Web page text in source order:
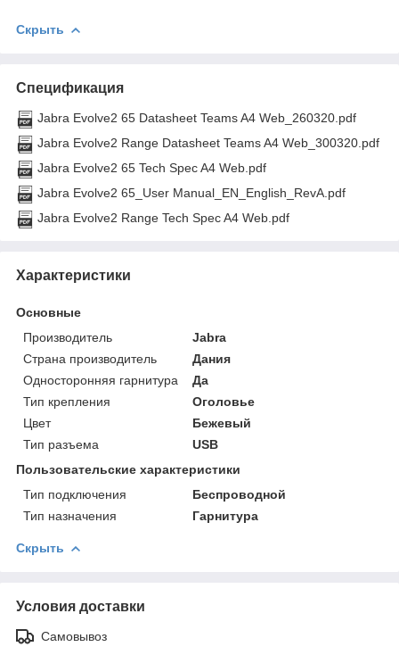
Скрыть
Спецификация
Jabra Evolve2 65 Datasheet Teams A4 Web_260320.pdf
Jabra Evolve2 Range Datasheet Teams A4 Web_300320.pdf
Jabra Evolve2 65 Tech Spec A4 Web.pdf
Jabra Evolve2 65_User Manual_EN_English_RevA.pdf
Jabra Evolve2 Range Tech Spec A4 Web.pdf
Характеристики
Основные
Производитель
Jabra
Страна производитель
Дания
Односторонняя гарнитура
Да
Тип крепления
Оголовье
Цвет
Бежевый
Тип разъема
USB
Пользовательские характеристики
Тип подключения
Беспроводной
Тип назначения
Гарнитура
Скрыть
Условия доставки
Самовывоз